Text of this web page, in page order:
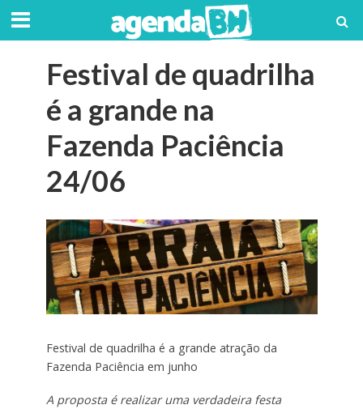
Festival de quadrilha
é a grande na
Fazenda Paciência
24/06
Festival de quadrilha é a grande atração da
Fazenda Paciência em junho
A proposta é realizar uma verdadeira festa